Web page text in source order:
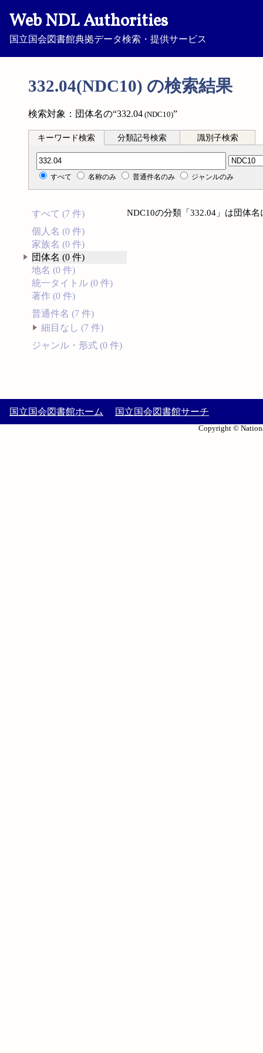
Web NDL Authorities
国立国会図書館典拠データ検索・提供サービス
332.04(NDC10) の検索結果
検索対象：団体名の“332.04 (NDC10)”
キーワード検索 分類記号検索 識別子検索
分類記号検索
すべて 名称のみ 普通件名のみ ジャンルのみ
すべて (7 件)
個人名 (0 件)
家族名 (0 件)
団体名 (0 件)
地名 (0 件)
統一タイトル (0 件)
著作 (0 件)
普通件名 (7 件)
細目なし (7 件)
ジャンル・形式 (0 件)
NDC10の分類「332.04」は団体
国立国会図書館ホーム 国立国会図書館サーチ
Copyright ©